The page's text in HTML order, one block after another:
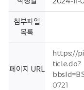
원
첨부파일
목록
페이지 URL
https://
ticle.do?
0721